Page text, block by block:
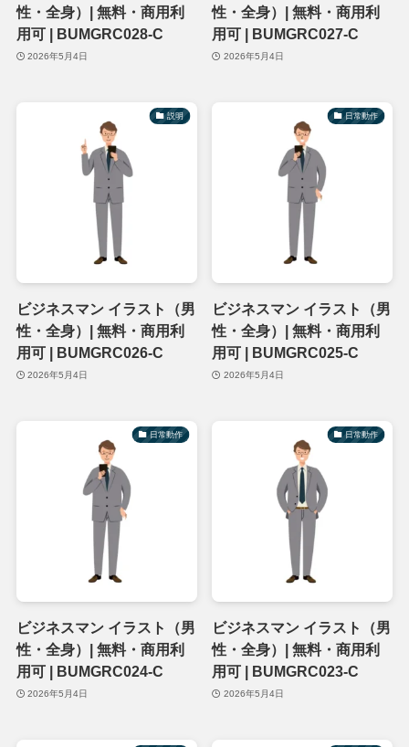
性・全身）| 無料・商用利
用可 | BUMGRC028-C
2026年5月4日
性・全身）| 無料・商用利
用可 | BUMGRC027-C
2026年5月4日
説明
ビジネスマン イラスト（男
性・全身）| 無料・商用利
用可 | BUMGRC026-C
2026年5月4日
日常動作
ビジネスマン イラスト（男
性・全身）| 無料・商用利
用可 | BUMGRC025-C
2026年5月4日
日常動作
ビジネスマン イラスト（男
性・全身）| 無料・商用利
用可 | BUMGRC024-C
2026年5月4日
日常動作
ビジネスマン イラスト（男
性・全身）| 無料・商用利
用可 | BUMGRC023-C
2026年5月4日